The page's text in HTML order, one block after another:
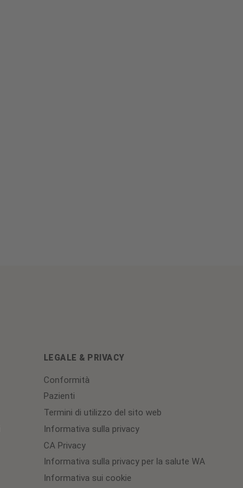
LEGALE & PRIVACY
Conformità
Pazienti
Termini di utilizzo del sito web
Informativa sulla privacy
CA Privacy
Informativa sulla privacy per la salute WA
Informativa sui cookie